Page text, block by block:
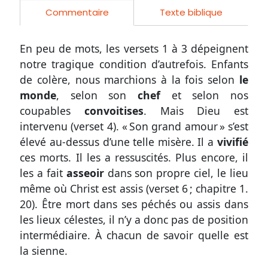
Commentaire Texte biblique
En peu de mots, les versets 1 à 3 dépeignent
notre tragique condition d’autrefois. Enfants
de colère, nous marchions à la fois selon le
monde, selon son chefet selon nos
coupables convoitises. Mais Dieu est
intervenu (verset 4). « Son grand amour » s’est
élevé au-dessus d’une telle misère. Il a vivifié
ces morts. Il les a ressuscités. Plus encore, il
les a fait asseoirdans son propre ciel, le lieu
même où Christ est assis (verset 6; chapitre 1.
20). Être mort dans ses péchés ou assis dans
les lieux célestes, il n’y a donc pas de position
intermédiaire. À chacun de savoir quelle est
la sienne.